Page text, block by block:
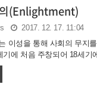
(Enlightment)
2017. 12. 17. 11:04
이성을 통해 사회의 무지
기에 처음 주창되어 18세
에서부터 그 단초를 찾으나
대에 이르러서도 계몽주의